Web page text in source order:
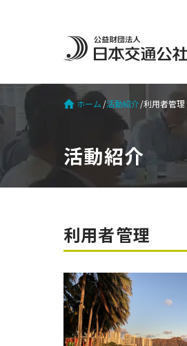
ホーム 活動紹介 利用者管理
活動紹介
利用者管理